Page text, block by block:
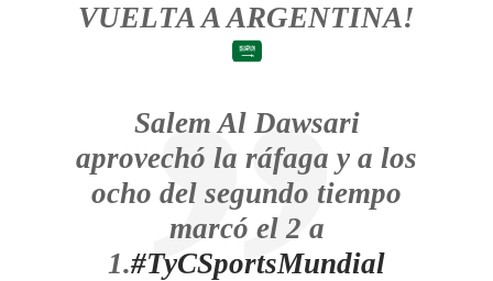
VUELTA A ARGENTINA!
Salem Al Dawsari
aprovechó la ráfaga y a los
ocho del segundo tiempo
marcó el 2 a
1.#TyCSportsMundial